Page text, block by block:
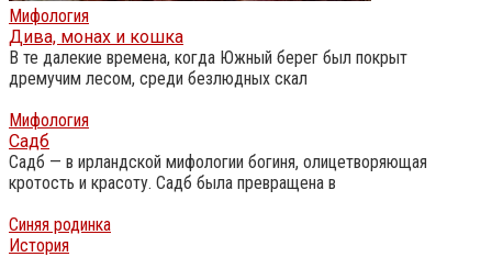
Мифология
Дива, монах и кошка
В те далекие времена, когда Южный берег был покрыт
дремучим лесом, среди безлюдных скал
Мифология
Садб
Садб — в ирландской мифологии богиня, олицетворяющая
кротость и красоту. Садб была превращена в
Синяя родинка
История